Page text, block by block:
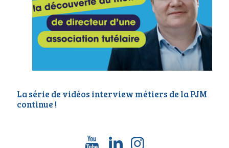
La série de vidéos interview métiers de la PJM
continue !